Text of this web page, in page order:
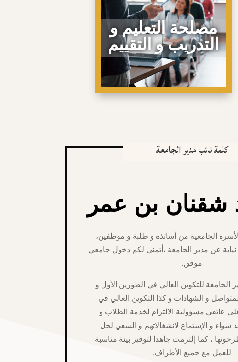
مصلحة التعليم و
التدريب و التقييم
كلمة نائب مدير الجامعة
شقنان بن عمر
الجامعية من أساتذة و طلبة و موظفين،
عن مدير الجامعة ،أتمنى لكم دخول جامعي
موفق.
الجامعة للتكوين العالي في الطورين الأول و
المتواصل و الشهادات و كذا التكوين العالي في
عاتقي مسؤولية الالتزام لخدمة الطلاب و
سواء و الإستماع لانشغالاتهم و السعي لحل
، كما إلتزمت جاهدا لتوفير بيئة مناسبة
للعمل مع جميع الأطراف.